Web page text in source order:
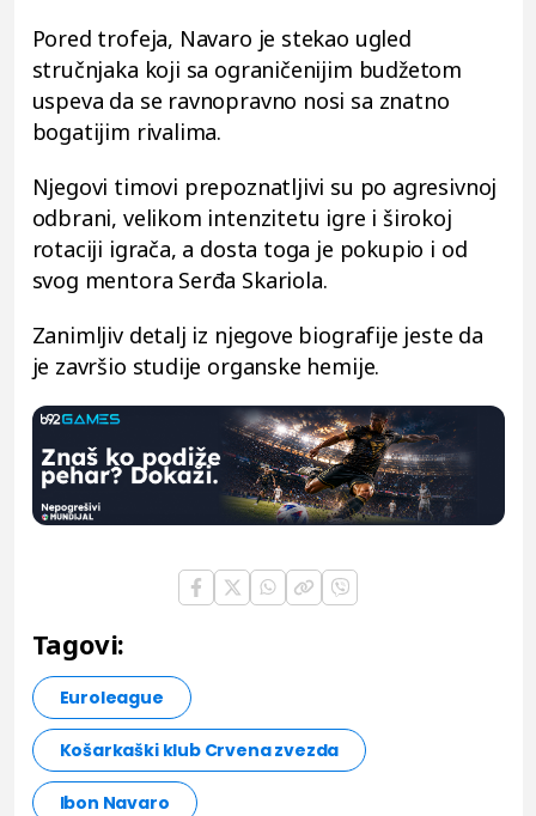
Pored trofeja, Navaro je stekao ugled
stručnjaka koji sa ograničenijim budžetom
uspeva da se ravnopravno nosi sa znatno
bogatijim rivalima.
Njegovi timovi prepoznatljivi su po agresivnoj
odbrani, velikom intenzitetu igre i širokoj
rotaciji igrača, a dosta toga je pokupio i od
svog mentora Serđa Skariola.
Zanimljiv detalj iz njegove biografije jeste da
je završio studije organske hemije.
Tagovi:
Euroleague
Košarkaški klub Crvena zvezda
Ibon Navaro